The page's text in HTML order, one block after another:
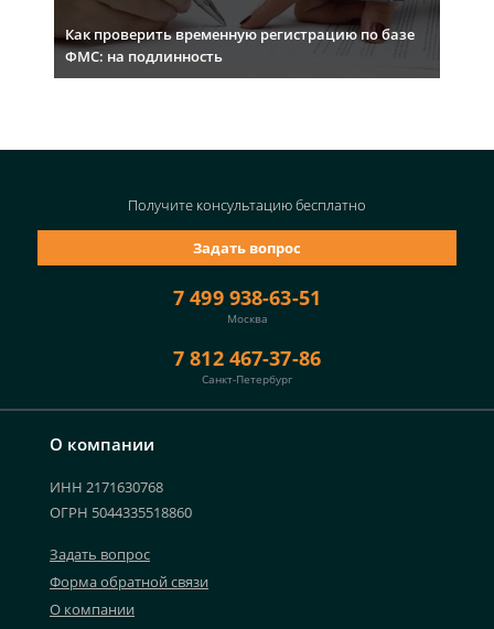
Как проверить временную регистрацию по базе
ФМС: на подлинность
О компании
ИНН 2171630768
ОГРН 5044335518860
Задать вопрос
Форма обратной связи
О компании
7 499 938-63-51
Москва
7 812 467-37-86
Санкт-Петербург
Задать вопрос
Получите консультациюбесплатно